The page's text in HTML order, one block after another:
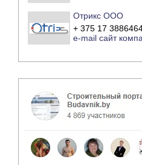
Отрикс ООО
+ 375 17
e-mail сайт